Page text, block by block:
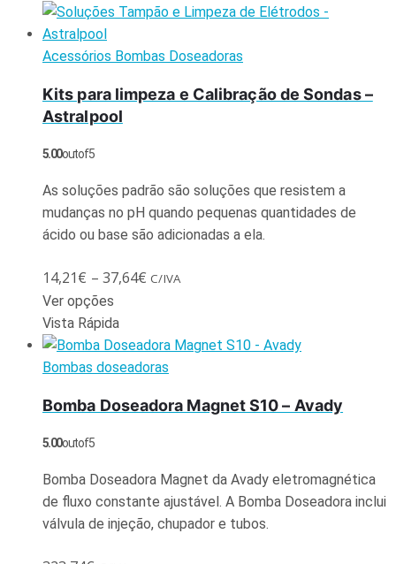
Acessórios Bombas Doseadoras
Kits para limpeza e Calibração de Sondas –
Astralpool
5.00out of 5
As soluções padrão são soluções que resistem a
mudanças no pH quando pequenas quantidades de
ácido ou base são adicionadas a ela.
14,21€ – 37,64€ C/IVA
Ver opções
Vista Rápida
Bombas doseadoras
Bomba Doseadora Magnet S10 – Avady
5.00out of 5
Bomba Doseadora Magnet da Avady eletromagnética
de fluxo constante ajustável. A Bomba Doseadora inclui
válvula de injeção, chupador e tubos.